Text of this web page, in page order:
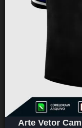
Arte Vetor